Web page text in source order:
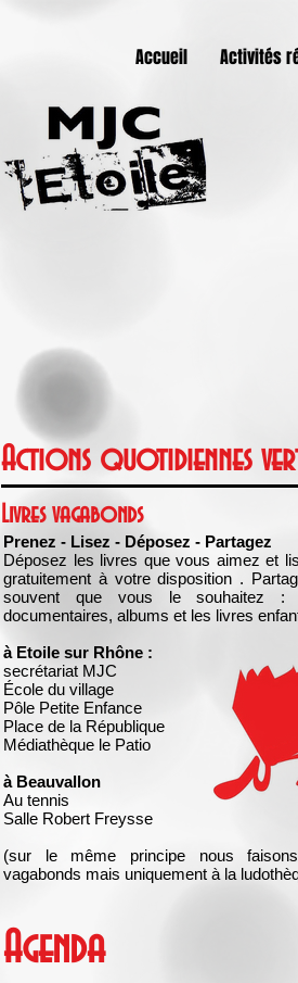
Accueil Activités
Actions quotidiennes
Livres vagabonds
Prenez - Lisez - Déposez - Partagez
Déposez les livres que vous aimez et
gratuitement à votre disposition .
souvent que vous le souhaitez :
documentaires, albums et les livres
à Etoile sur Rhône :
secrétariat MJC
École du village
Pôle Petite Enfance
Place de la République
Médiathèque le Patio
à Beauvallon
Au tennis
Salle Robert Freysse
(sur le même principe nous
vagabonds mais uniquement à la
Agenda